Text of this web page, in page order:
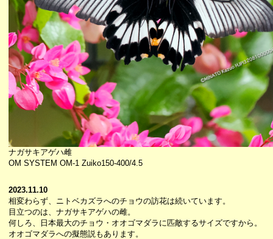
ナガサキアゲハ雌
OM SYSTEM OM-1 Zuiko150-400/4.5
2023.11.10
相変わらず、ニトベカズラへのチョウの訪花は続いています。
目立つのは、ナガサキアゲハの雌。
何しろ、日本最大のチョウ・オオゴマダラに匹敵するサイズですから。
オオゴマダラへの擬態説もあります。